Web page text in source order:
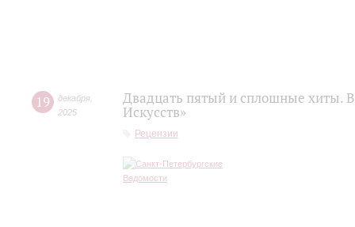
19 декабря
2025
Двадцать пятый и сплошные хиты.
Искусств»
Рецензии